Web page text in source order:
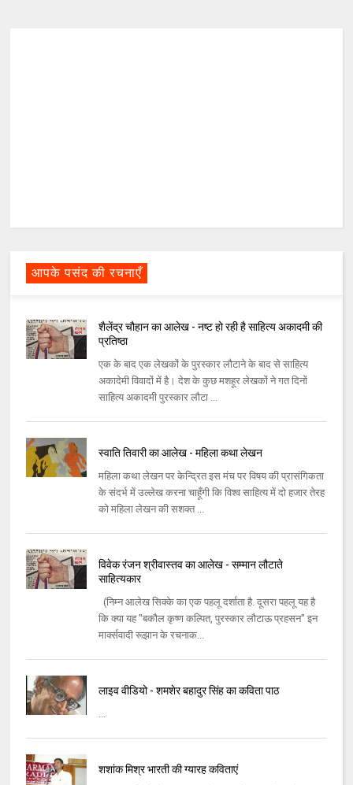
आपके पसंद की रचनाएँ
शैलेंद्र चौहान का आलेख - नष्ट हो रही है साहित्य अकादमी की
प्रतिष्ठा
एक के बाद एक लेखकों के पुरस्कार लौटाने के बाद से साहित्य
अकादेमी विवादों में है। देश के कुछ मशहूर लेखकों ने गत दिनों
साहित्य अकादमी पुरस्कार लौटा ...
स्वाति तिवारी का आलेख - महिला कथा लेखन
महिला कथा लेखन पर केन्द्रित इस मंच पर विषय की प्रासंगिकता
के संदर्भ में उल्लेख करना चाहूँगी कि विश्व साहित्य में दो हजार तेरह
को महिला लेखन की सशक्त ...
विवेक रंजन श्रीवास्तव का आलेख - सम्मान लौटाते
साहित्यकार
(निम्न आलेख सिक्के का एक पहलू दर्शाता है. दूसरा पहलू यह है
कि क्या यह "बकौल कृष्ण कल्पित, पुरस्कार लौटाऊ प्रहसन" इन
मार्क्सवादी रूझान के रचनाक...
लाइव वीडियो - शमशेर बहादुर सिंह का कविता पाठ
शशांक मिश्र भारती की ग्यारह कविताएं